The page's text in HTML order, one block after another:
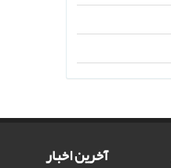
آخرین اخبار